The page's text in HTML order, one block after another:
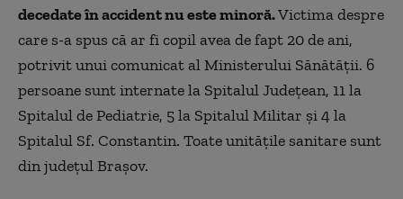
decedate în accident nu este minoră.Victima despre
care s-a spus că ar fi copil avea de fapt 20 de ani,
potrivit unui comunicat al Ministerului Sănătății. 6
persoane sunt internate la Spitalul Judeţean, 11 la
Spitalul de Pediatrie, 5 la Spitalul Militar şi 4 la
Spitalul Sf. Constantin. Toate unităţile sanitare sunt
din judeţul Braşov.